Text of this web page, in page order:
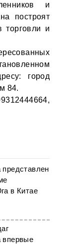
и
построят
и
город
84.
представлен
в Китае
впервые